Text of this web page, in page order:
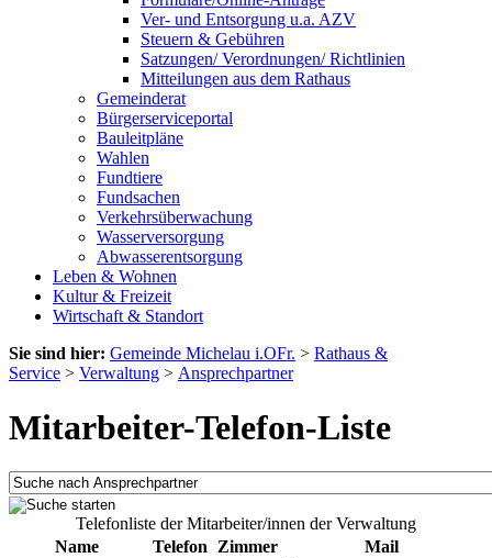
Ver- und Entsorgung u.a. AZV
Steuern & Gebühren
Satzungen/ Verordnungen/ Richtlinien
Mitteilungen aus dem Rathaus
Gemeinderat
Bürgerserviceportal
Bauleitpläne
Wahlen
Fundtiere
Fundsachen
Verkehrsüberwachung
Wasserversorgung
Abwasserentsorgung
Leben & Wohnen
Kultur & Freizeit
Wirtschaft & Standort
Sie sind hier: Gemeinde Michelau i.OFr. > Rathaus &
Service > Verwaltung > Ansprechpartner
Mitarbeiter-Telefon-Liste
Telefonliste der Mitarbeiter/innen der Verwaltung
Name
Telefon Zimmer Mail